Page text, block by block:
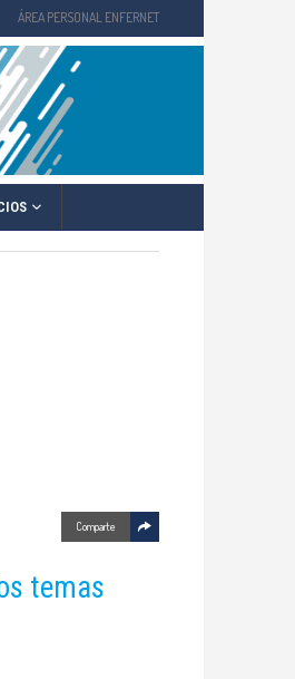
ÁREA PERSONAL ENFERNET
Comparte
temas